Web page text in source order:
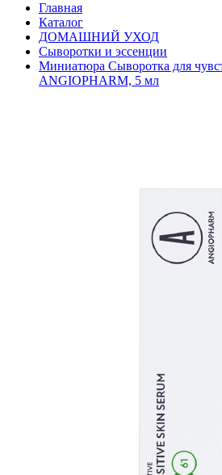
Главная
Каталог
ДОМАШНИЙ УХОД
Сыворотки и эссенции
Миниатюра Сыворотка для
ANGIOPHARM, 5 мл